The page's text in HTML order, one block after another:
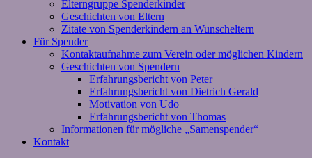
Elterngruppe Spenderkinder
Geschichten von Eltern
Zitate von Spenderkindern an Wunscheltern
Für Spender
Kontaktaufnahme zum Verein oder möglichen Kindern
Geschichten von Spendern
Erfahrungsbericht von Peter
Erfahrungsbericht von Dietrich Gerald
Motivation von Udo
Erfahrungsbericht von Thomas
Informationen für mögliche „Samenspender“
Kontakt